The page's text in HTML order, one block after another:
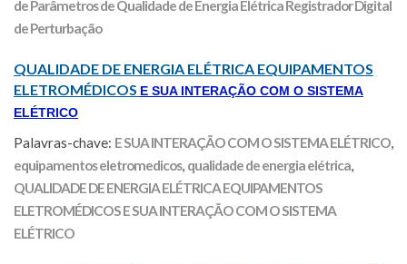
de Parâmetros de Qualidade de Energia Elétrica Registrador Digital
de Perturbação
QUALIDADE DE ENERGIA ELÉTRICA EQUIPAMENTOS
ELETROMÉDICOS E SUA INTERAÇÃO COM O SISTEMA
ELÉTRICO
Palavras-chave: E SUA INTERAÇÃO COM O SISTEMA ELÉTRICO,
equipamentos eletromedicos, qualidade de energia elétrica,
QUALIDADE DE ENERGIA ELÉTRICA EQUIPAMENTOS
ELETROMÉDICOS E SUA INTERAÇÃO COM O SISTEMA
ELÉTRICO